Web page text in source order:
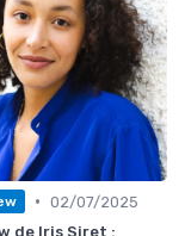
• 02/07/2025
de Iris Siret :